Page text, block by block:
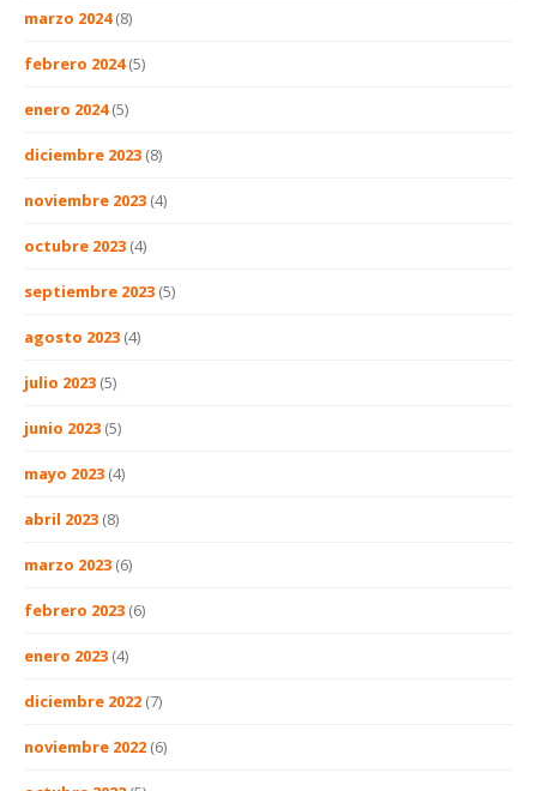
marzo 2024(8)
febrero 2024(5)
enero 2024(5)
diciembre 2023 (8)
noviembre 2023 (4)
octubre 2023 (4)
septiembre 2023 (5)
agosto 2023 (4)
julio 2023 (5)
junio 2023 (5)
mayo 2023 (4)
abril 2023 (8)
marzo 2023 (6)
febrero 2023 (6)
enero 2023 (4)
diciembre 2022 (7)
noviembre 2022 (6)